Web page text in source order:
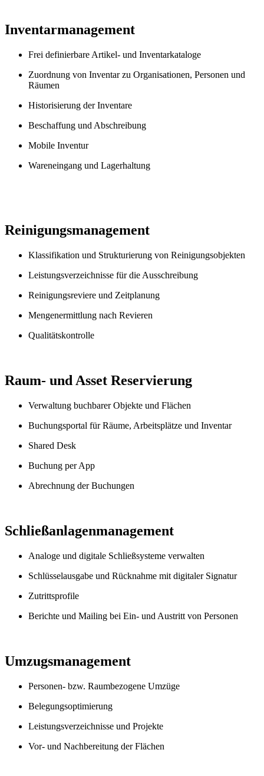
Inventarmanagement
Frei definierbare Artikel- und Inventarkataloge
Zuordnung von Inventar zu Organisationen, Personen und
Räumen
Historisierung der Inventare
Beschaffung und Abschreibung
Mobile Inventur
Wareneingang und Lagerhaltung
Reinigungsmanagement
Klassifikation und Strukturierung von Reinigungsobjekten
Leistungsverzeichnisse für die Ausschreibung
Reinigungsreviere und Zeitplanung
Mengenermittlung nach Revieren
Qualitätskontrolle
Raum- und Asset Reservierung
Verwaltung buchbarer Objekte und Flächen
Buchungsportal für Räume, Arbeitsplätze und Inventar
Shared Desk
Buchung per App
Abrechnung der Buchungen
Schließanlagenmanagement
Analoge und digitale Schließsysteme verwalten
Schlüsselausgabe und Rücknahme mit digitaler Signatur
Zutrittsprofile
Berichte und Mailing bei Ein- und Austritt von Personen
Umzugsmanagement
Personen- bzw. Raumbezogene Umzüge
Belegungsoptimierung
Leistungsverzeichnisse und Projekte
Vor- und Nachbereitung der Flächen